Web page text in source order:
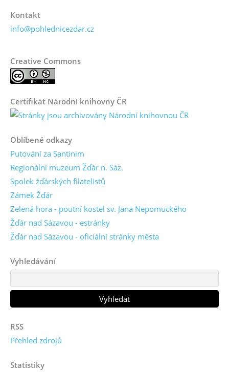
Kontakt
info@pohlednicezdar.cz
Creative Commons
Certifikát Národní knihovny ČR
Oblíbené odkazy
Putování za Santinim
Regionální muzeum Žďár n. Sáz.
Spolek žďárských filatelistů
Zámek Žďár
Zelená hora - poutní kostel sv. Jana Nepomuckého
Žďár nad Sázavou - estránky
Žďár nad Sázavou - oficiální stránky města
Vyhledávání
RSS
Přehled zdrojů
Statistiky